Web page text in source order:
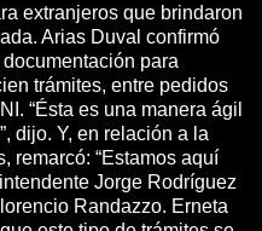
extranjeros que brindaron
Arias Duval confirmó
para
trámites, entre pedidos
“Ésta es una manera ágil
dijo. Y, en relación a la
remarcó: “Estamos aquí
Jorge Rodríguez
Randazzo. Erneta